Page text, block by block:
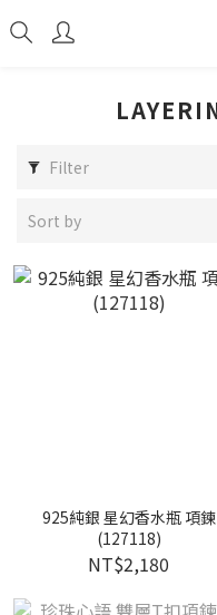
Filter
Sort by
925純銀 星幻香水瓶 項鍊
(127118)
NT$2,180